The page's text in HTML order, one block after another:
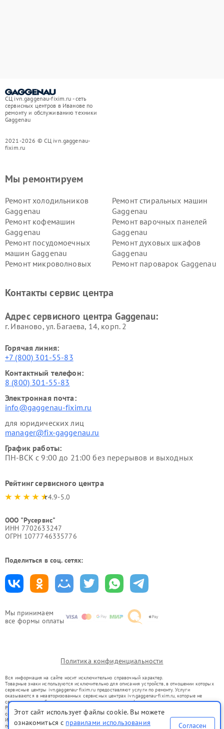
СЦ ivn.gaggenau-fixim.ru - сеть
сервисных центров в Иванове по
ремонту и обслуживанию техники
Gaggenau
2021-2026 © СЦ ivn.gaggenau-
fixim.ru
Мы принимаем
все формы оплаты
Мы ремонтируем
Ремонт холодильников
Gaggenau
Ремонт стиральных машин
Gaggenau
Ремонт кофемашин
Gaggenau
Ремонт варочных панелей
Gaggenau
Ремонт посудомоечных
машин Gaggenau
Ремонт духовых шкафов
Gaggenau
Ремонт микроволновых
Ремонт пароварок Gaggenau
Контакты сервис центра
Адрес сервисного центра Gaggenau:
г. Иваново, ул. Багаева, 14, корп. 2
Горячая линия:
+7 (800) 301-55-83
Контактный телефон:
8 (800) 301-55-83
Электронная почта:
info@gaggenau-fixim.ru
для юридических лиц
manager@fix-gaggenau.ru
График работы:
ПН-ВСК с 9:00 до 21:00 без перерывов и выходных
Рейтинг сервисного центра
4.9-5.0
ООО "Русервис"
ИНН 7702633247
ОГРН 1077746335776
Поделиться в соц. сетях:
Политика конфиденциальности
Вся информация на сайте носит исключительно справочный характер.
Товарные знаки используются исключительно для описания устройств, в отношении которых
сервисные центры ivn.gaggenau-fixim.ru предоставляют услуги по ремонту. Услуги
оказываются в неавторизованных сервисных центрах ivn.gaggenau-fixim.ru, которые не
связаны с правообладателями товарных знаков или их официальными представителями.
Ремонт осуществляется для устройств, уже введенных в гражданский оборот в соответствии
со статьей 1487 ГК РФ.
Использование товарных знаков не преследует цели индивидуализации услуг или введения
потребителей в заблуждение, а служит для информирования о предоставляемых услугах по
Этот сайт использует файлы cookie. Вы можете
ознакомиться с правилами использования
Согласен